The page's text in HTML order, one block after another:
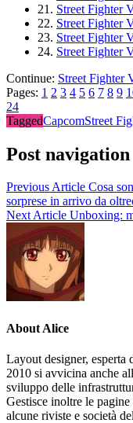
21. Street Fighter
22. Street Fighter
23. Street Fighter
24. Street Fighter
Continue: Street Fighter
Pages: 1 2 3 4 5 6 7 8 9
24
TaggedCapcomStreet
Post navigation
Previous Article Cosa
sorprese in arrivo da
Next Article Unboxing:
About Alice
Layout designer, esperta
2010 si avvicina anche
sviluppo delle
Gestisce inoltre le
alcune riviste e società